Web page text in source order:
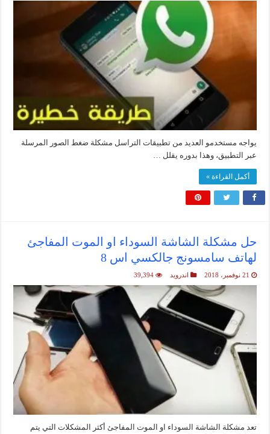
يواجه مستخدمو العديد من تطبيقات التراسل مشكلة ضغط الصور المرسلة
عبر التطبيق، وهذا بدوره يقلل …
أكمل القراءة »
حل مشكلة الشاشة السوداء او الموت المفاجئ
لهاتف سامسونج جالكسي اس 8
21 نوفمبر، 2018 اندرويد 39,394
تعد مشكلة الشاشة السوداء او الموت المفاجئ أكثر المشكلات التي يتم